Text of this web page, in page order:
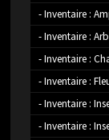
- Inventaire :
- Inventaire :
- Inventaire :
- Inventaire :
- Inventaire :
- Inventaire :